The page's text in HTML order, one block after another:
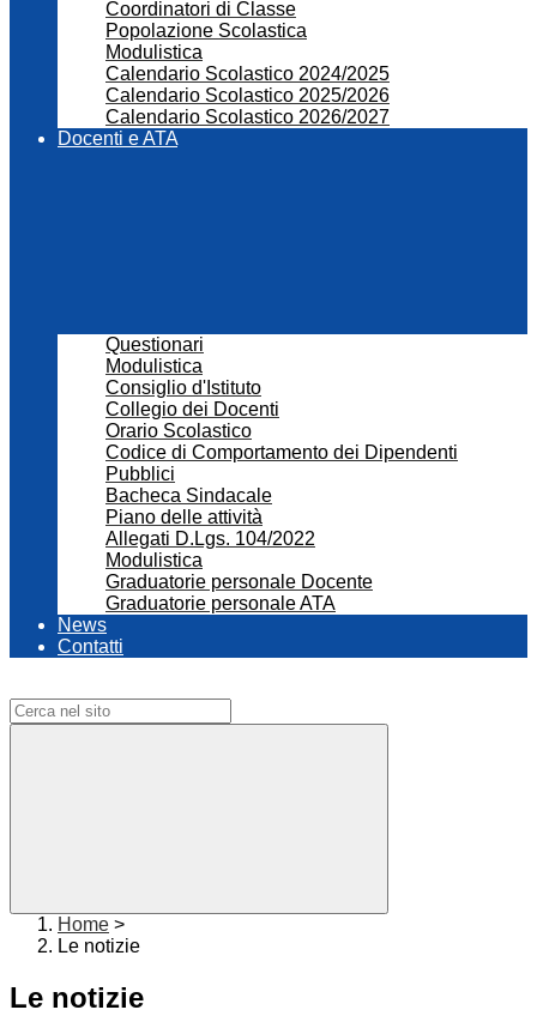
Coordinatori di Classe
Popolazione Scolastica
Modulistica
Calendario Scolastico 2024/2025
Calendario Scolastico 2025/2026
Calendario Scolastico 2026/2027
Docenti e ATA
Questionari
Modulistica
Consiglio d'Istituto
Collegio dei Docenti
Orario Scolastico
Codice di Comportamento dei Dipendenti
Pubblici
Bacheca Sindacale
Piano delle attività
Allegati D.Lgs. 104/2022
Modulistica
Graduatorie personale Docente
Graduatorie personale ATA
News
Contatti
Home >
Le notizie
Le notizie